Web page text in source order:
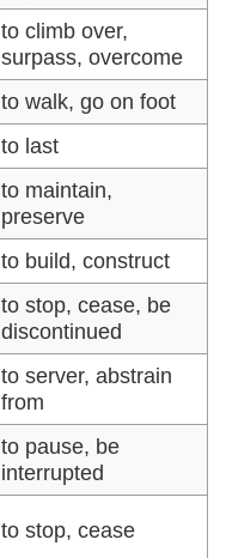
to climb over,
surpass, overcome
to walk, go on foot
to last
to maintain,
preserve
to build, construct
to stop, cease, be
discontinued
to server, abstrain
from
to pause, be
interrupted
to stop, cease